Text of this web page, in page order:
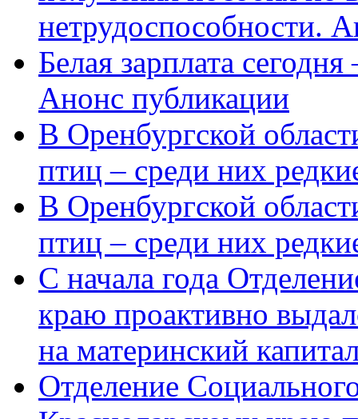
нетрудоспособности.
Белая зарплата
Анонс публикации
В Оренбургской
птиц – среди них
В Оренбургской
птиц – среди них
С начала года
краю проактивно
на материнский
Отделение